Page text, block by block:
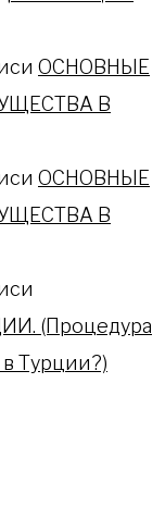
ОСНОВНЫЕ
В
ОСНОВНЫЕ
В
(Процедура
Турции?)